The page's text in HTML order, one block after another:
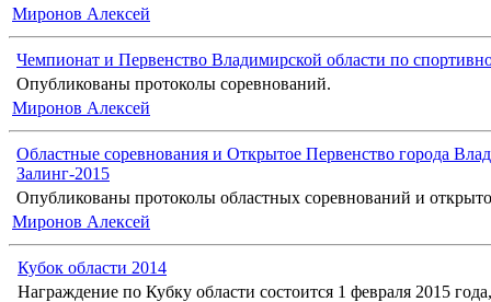
Миронов Алексей
Чемпионат и Первенство Владимирской области по
Опубликованы протоколы соревнований.
Миронов Алексей
Областные соревнования и Открытое Первенство города
Залинг-2015
Опубликованы протоколы областных соревнований и
Миронов Алексей
Кубок области 2014
Награждение по Кубку области состоится 1 февраля 2015